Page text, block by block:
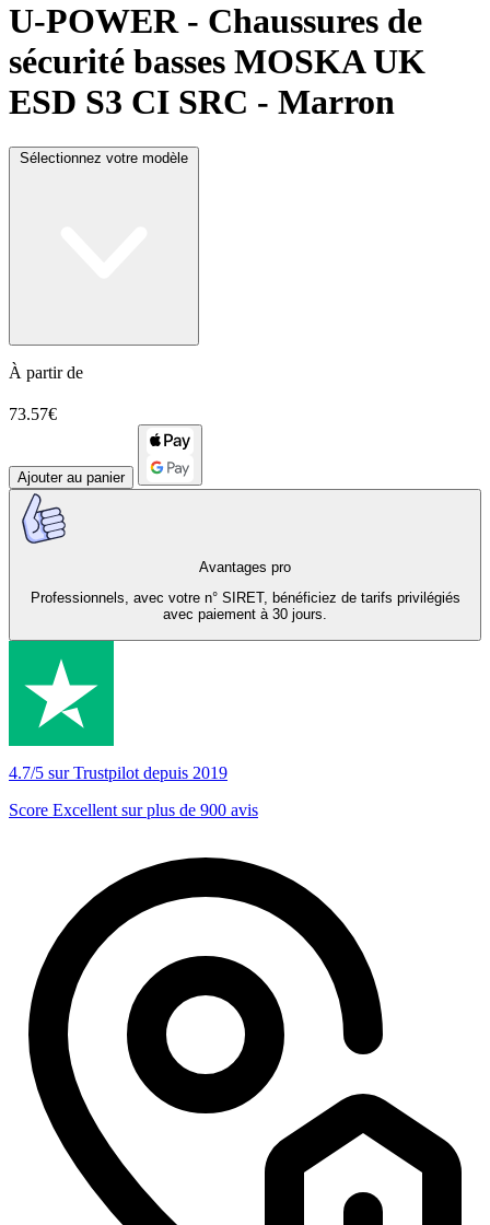
U-POWER - Chaussures de
sécurité basses MOSKA UK
ESD S3 CI SRC - Marron
Sélectionnez votre modèle
À partir de
73.57€
Ajouter au panier
Avantages pro
Professionnels, avec votre n° SIRET, bénéficiez de tarifs privilégiés
avec paiement à 30 jours.
4.7/5 sur Trustpilot depuis 2019
Score Excellent sur plus de 900 avis